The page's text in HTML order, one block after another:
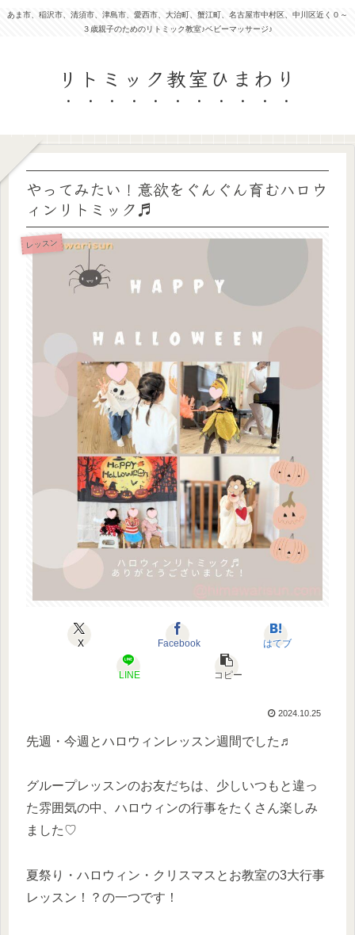
あま市、稲沢市、清須市、津島市、愛西市、大治町、蟹江町、名古屋市中村区、中川区近く０～
３歳親子のためのリトミック教室♪ベビーマッサージ♪
リトミック教室ひまわり
やってみたい！意欲をぐんぐん育むハロウ
ィンリトミック♬
レッスン
X Facebook はてブ
LINE コピー
2024.10.25
先週・今週とハロウィンレッスン週間でした♬
グループレッスンのお友だちは、少しいつもと違っ
た雰囲気の中、ハロウィンの行事をたくさん楽しみ
ました♡
夏祭り・ハロウィン・クリスマスとお教室の3大行事
レッスン！？の一つです！